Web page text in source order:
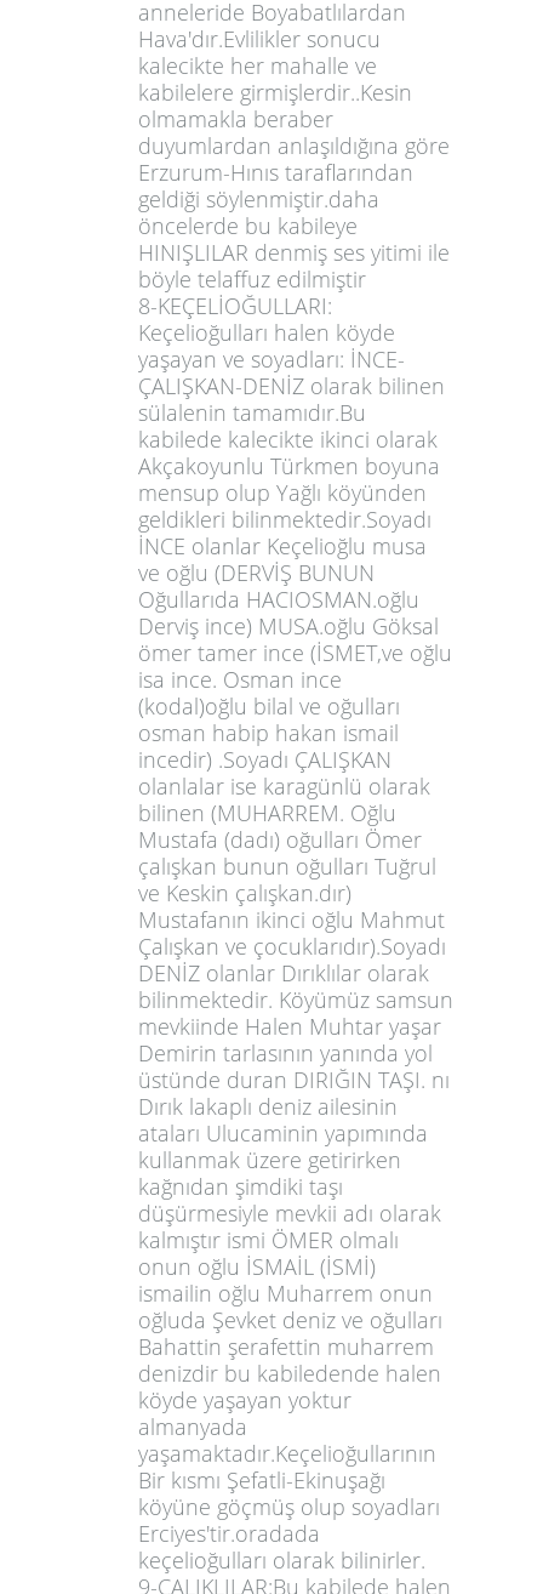
anneleride Boyabatlılardan
Hava'dır.Evlilikler sonucu
kalecikte her mahalle ve
kabilelere girmişlerdir..Kesin
olmamakla beraber
duyumlardan anlaşıldığına göre
Erzurum-Hınıs taraflarından
geldiği söylenmiştir.daha
öncelerde bu kabileye
HINIŞLILAR denmiş ses yitimi ile
böyle telaffuz edilmiştir
8-KEÇELİOĞULLARI:
Keçelioğulları halen köyde
yaşayan ve soyadları: İNCE-
ÇALIŞKAN-DENİZ olarak bilinen
sülalenin tamamıdır.Bu
kabilede kalecikte ikinci olarak
Akçakoyunlu Türkmen boyuna
mensup olup Yağlı köyünden
geldikleri bilinmektedir.Soyadı
İNCE olanlar Keçelioğlu musa
ve oğlu (DERVİŞ BUNUN
Oğullarıda HACIOSMAN.oğlu
Derviş ince) MUSA.oğlu Göksal
ömer tamer ince (İSMET,ve oğlu
isa ince. Osman ince
(kodal)oğlu bilal ve oğulları
osman habip hakan ismail
incedir) .Soyadı ÇALIŞKAN
olanlalar ise karagünlü olarak
bilinen (MUHARREM. Oğlu
Mustafa (dadı) oğulları Ömer
çalışkan bunun oğulları Tuğrul
ve Keskin çalışkan.dır)
Mustafanın ikinci oğlu Mahmut
Çalışkan ve çocuklarıdır).Soyadı
DENİZ olanlar Dırıklılar olarak
bilinmektedir. Köyümüz samsun
mevkiinde Halen Muhtar yaşar
Demirin tarlasının yanında yol
üstünde duran DIRIĞIN TAŞI. nı
Dırık lakaplı deniz ailesinin
ataları Ulucaminin yapımında
kullanmak üzere getirirken
kağnıdan şimdiki taşı
düşürmesiyle mevkii adı olarak
kalmıştır ismi ÖMER olmalı
onun oğlu İSMAİL (İSMİ)
ismailin oğlu Muharrem onun
oğluda Şevket deniz ve oğulları
Bahattin şerafettin muharrem
denizdir bu kabiledende halen
köyde yaşayan yoktur
almanyada
yaşamaktadır.Keçelioğullarının
Bir kısmı Şefatli-Ekinuşağı
köyüne göçmüş olup soyadları
Erciyes'tir.oradada
keçelioğulları olarak bilinirler.
9-ÇALIKLILAR:Bu kabilede halen